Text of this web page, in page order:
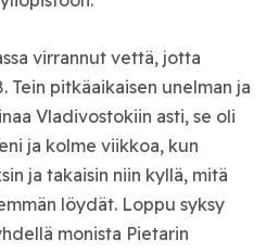
virrannut vettä, jotta
Tein pitkäaikaisen unelman ja
Vladivostokiin asti, se oli
ja kolme viikkoa, kun
ja takaisin niin kyllä, mitä
löydät. Loppu syksy
monista Pietarin